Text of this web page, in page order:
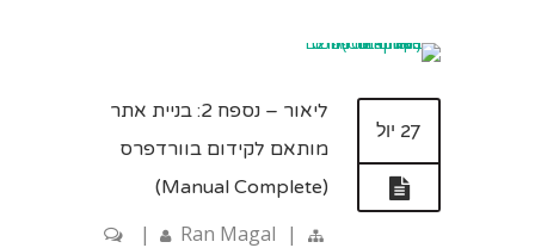
27 יול
ליאור – נספח 2: בניית אתר
מותאם לקידום בוורדפרס
(Manual Complete)
Ran Magal |
|